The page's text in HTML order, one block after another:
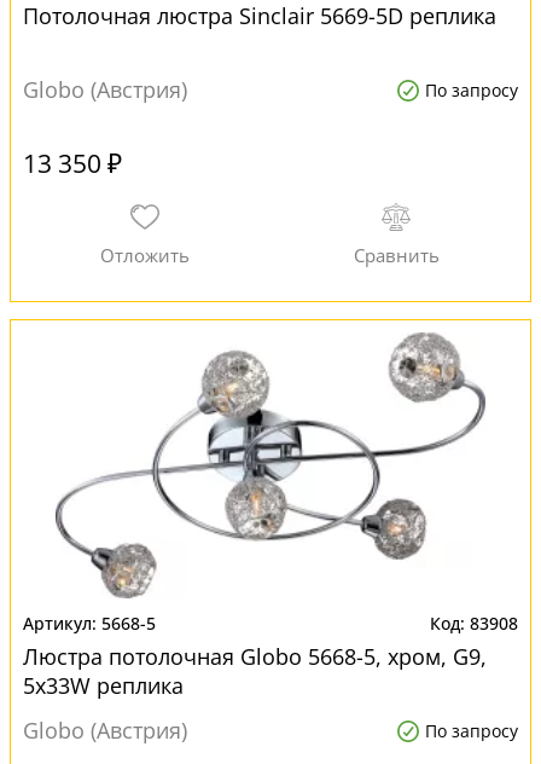
Потолочная люстра Sinclair 5669-5D реплика
Globo (Австрия) По запросу
13 350 ₽
5668-5 83908
Люстра потолочная Globo 5668-5, хром, G9,
5x33W реплика
Globo (Австрия)
По запросу